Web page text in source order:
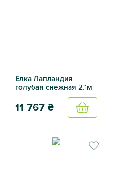
Елка Лапландия
голубая снежная 2.1м
11 767₴
Купить